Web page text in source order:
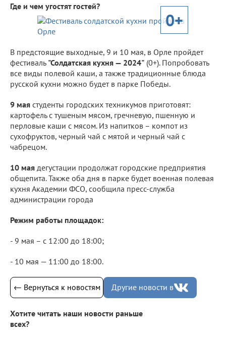
Где и чем угостят гостей?
0+
В предстоящие выходные, 9 и 10 мая, в Орле пройдет
фестиваль "Солдатская кухня — 2024" (0+). Попробовать
все виды полевой каши, а также традиционные блюда
русской кухни можно будет в парке Победы.
9 мая студенты городских техникумов приготовят:
картофель с тушеным мясом, гречневую, пшенную и
перловые каши с мясом. Из напитков – компот из
сухофруктов, черный чай с мятой и черный чай с
чабрецом.
10 мая дегустации продолжат городские предприятия
общепита. Также оба дня в парке будет военная полевая
кухня Академии ФСО, сообщила пресс-служба
администрации города
Режим работы площадок:
- 9 мая – с 12:00 до 18:00;
- 10 мая — 11:00 до 18:00.
← Вернуться к новостям Другие новости в
Хотите читать наши новости раньше
всех?